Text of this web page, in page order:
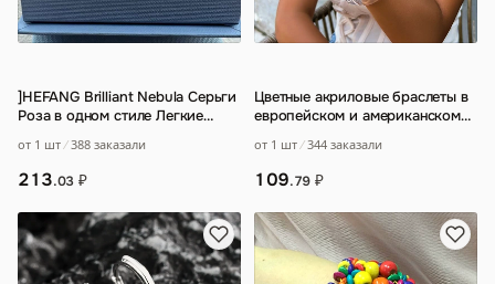
]HEFANG Brilliant Nebula Серьги
Роза в одном стиле Легкие
серебряные…
от 1 шт 388 заказали
213.03 ₽
Цветные акриловые браслеты в
европейском и американском
от 1 шт 344 заказали
109.79 ₽